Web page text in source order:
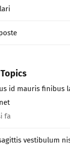
id mauris finibus
fa
vestibulum